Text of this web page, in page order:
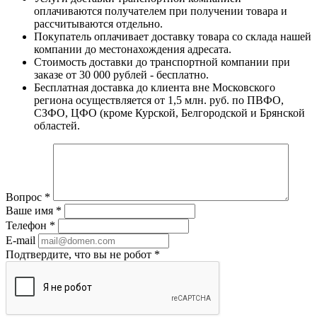
оплачиваются получателем при получении товара и
рассчитываются отдельно.
Покупатель оплачивает доставку товара со склада нашей
компании до местонахождения адресата.
Стоимость доставки до транспортной компании при
заказе от 30 000 рублей - бесплатно.
Бесплатная доставка до клиента вне Московского
региона осуществляется от 1,5 млн. руб. по ПВФО,
СЗФО, ЦФО (кроме Курской, Белгородской и Брянской
областей.
Вопрос *
Ваше имя *
Телефон *
E-mail
Подтвердите, что вы не робот *